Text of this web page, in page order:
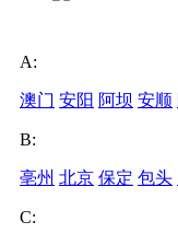
A:
澳门 安阳 阿坝 安顺
B:
亳州 北京 保定 包头
C: